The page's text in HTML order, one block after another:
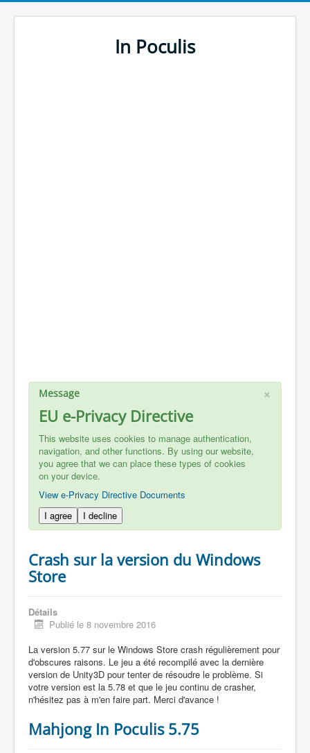
In Poculis
×
Message
EU e-Privacy Directive
This website uses cookies to manage authentication,
navigation, and other functions. By using our website,
you agree that we can place these types of cookies
on your device.
View e-Privacy Directive Documents
I agree
I decline
Crash sur la version du Windows
Store
Détails
Publié le 8 novembre 2016
La version 5.77 sur le Windows Store crash régulièrement pour
d'obscures raisons. Le jeu a été recompilé avec la dernière
version de Unity3D pour tenter de résoudre le problème. Si
votre version est la 5.78 et que le jeu continu de crasher,
n'hésitez pas à m'en faire part. Merci d'avance !
Mahjong In Poculis 5.75